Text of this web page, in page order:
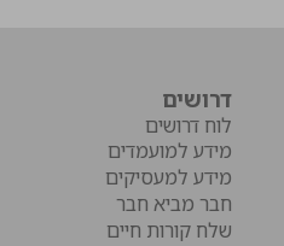
דרושים
לוח דרושים
מידע למועמדים
מידע למעסיקים
חבר מביא חבר
שלח קורות חיים